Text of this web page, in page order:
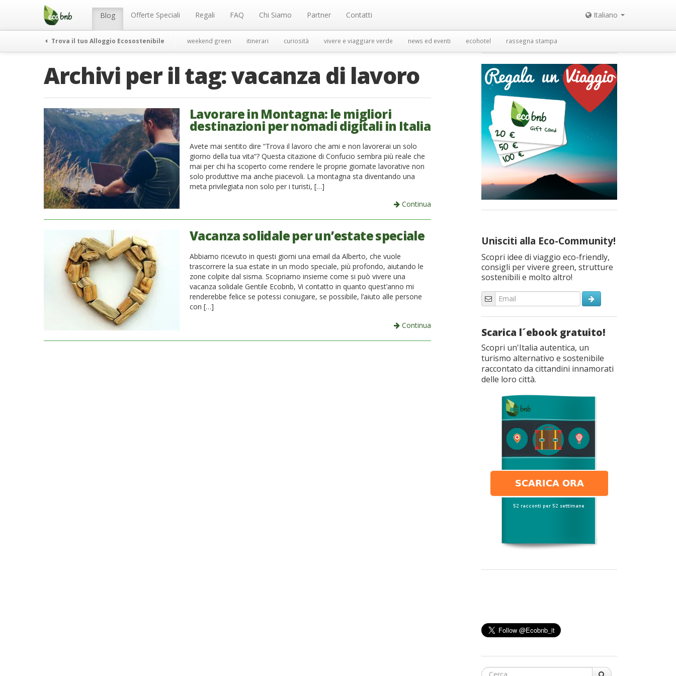
Menu Blog Offerte Speciali Regali FAQ Chi Siamo Partner Contatti Italiano
Trova il tuo Alloggio Ecosostenibile weekend green itinerari curiosità vivere e viaggiare verde news ed eventi ecohotel rassegna stampa
Archivi per il tag:vacanza di lavoro
Lavorare in Montagna: le migliori
destinazioni per nomadi digitali in Italia
Avete mai sentito dire “Trova il lavoro che ami e non lavorerai un solo
giorno della tua vita“? Questa citazione di Confucio sembra più reale che
mai per chi ha scoperto come rendere le proprie giornate lavorative non
solo produttive ma anche piacevoli. La montagna sta diventando una
meta privilegiata non solo per i turisti, […]
Continua
Vacanza solidale per un’estate speciale
Abbiamo ricevuto in questi giorni una email da Alberto, che vuole
trascorrere la sua estate in un modo speciale, più profondo, aiutando le
zone colpite dal sisma. Scopriamo insieme come si può vivere una
vacanza solidale Gentile Ecobnb, Vi contatto in quanto quest’anno mi
renderebbe felice se potessi coniugare, se possibile, l’aiuto alle persone
con […]
Continua
Unisciti alla Eco-Community!
Scopri idee di viaggio eco-friendly,
consigli per vivere green, strutture
sostenibili e molto altro!
Scarica l´ebook gratuito!
Scopri un'Italia autentica, un
turismo alternativo e sostenibile
raccontato da cittandini innamorati
delle loro città.
Cerca